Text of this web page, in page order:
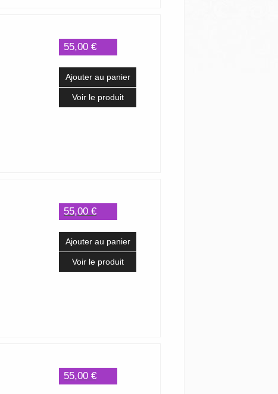
55,00 €
Ajouter au panier
Voir le produit
55,00 €
Ajouter au panier
Voir le produit
55,00 €